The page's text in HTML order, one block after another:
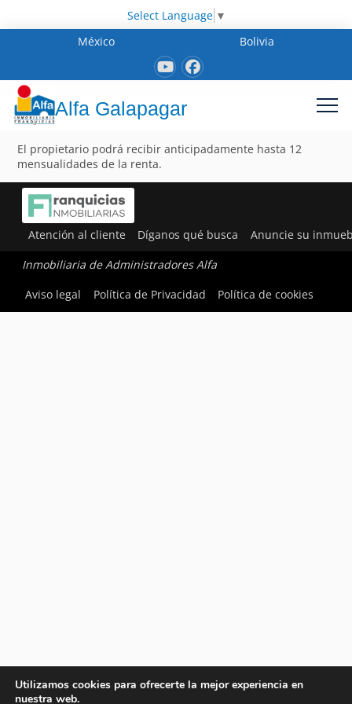
Select Language ▼
México
Bolivia
Alfa Galapagar
El propietario podrá recibir anticipadamente hasta 12
mensualidades de la renta.
Atención al cliente Díganos qué busca Anuncie su
Inmobiliaria de Administradores Alfa
Aviso legal
Política de Privacidad Política de cookies
Utilizamos cookies para ofrecerte la mejor experiencia en
nuestra web.